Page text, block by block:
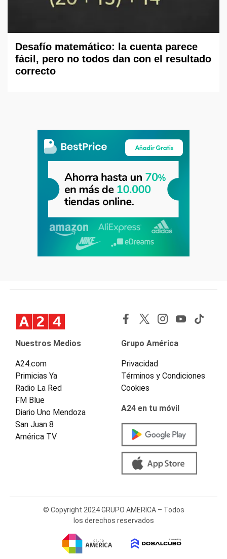
Desafío matemático: la cuenta parece
fácil, pero no todos dan con el resultado
correcto
Nuestros Medios
A24.com
Primicias Ya
Radio La Red
FM Blue
Diario Uno Mendoza
San Juan 8
América TV
Grupo América
Privacidad
Términos y Condiciones
Cookies
A24 en tu móvil
© Copyright 2024 GRUPO AMERICA – Todos
los derechos reservados